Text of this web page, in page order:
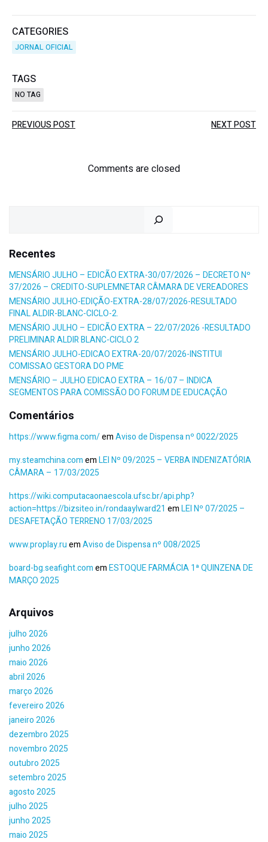
CATEGORIES
JORNAL OFICIAL
TAGS
NO TAG
Post
navigation
PREVIOUS POST
navigation
NEXT POST
Comments are closed
Recentes
MENSÁRIO JULHO – EDICÃO EXTRA-30/07/2026 – DECRETO Nº
37/2026 – CREDITO-SUPLEMNETAR CÂMARA DE VEREADORES
MENSÁRIO JULHO-EDIÇÃO-EXTRA-28/07/2026-RESULTADO
FINAL ALDIR-BLANC-CICLO-2.
MENSÁRIO JULHO – EDICÃO EXTRA – 22/07/2026 -RESULTADO
PRELIMINAR ALDIR BLANC-CICLO 2
MENSÁRIO JULHO-EDICAO EXTRA-20/07/2026-INSTITUI
COMISSAO GESTORA DO PME
MENSÁRIO – JULHO EDICAO EXTRA – 16/07 – INDICA
SEGMENTOS PARA COMISSÃO DO FORUM DE EDUCAÇÃO
Comentários
https://www.figma.com/emAviso de Dispensa nº 0022/2025
my.steamchina.comemLEI Nº 09/2025 – VERBA INDENIZATÓRIA
CÂMARA – 17/03/2025
https://wiki.computacaonaescola.ufsc.br/api.php?
action=https://bizsiteo.in/rondaaylward21 emLEI Nº 07/2025 –
DESAFETAÇÃO TERRENO 17/03/2025
www.proplay.ruemAviso de Dispensa nº 008/2025
board-bg.seafight.comemESTOQUE FARMÁCIA 1ª QUINZENA DE
MARÇO 2025
Arquivos
julho 2026
junho 2026
maio 2026
abril 2026
março 2026
fevereiro 2026
janeiro 2026
dezembro 2025
novembro 2025
outubro 2025
setembro 2025
agosto 2025
julho 2025
junho 2025
maio 2025